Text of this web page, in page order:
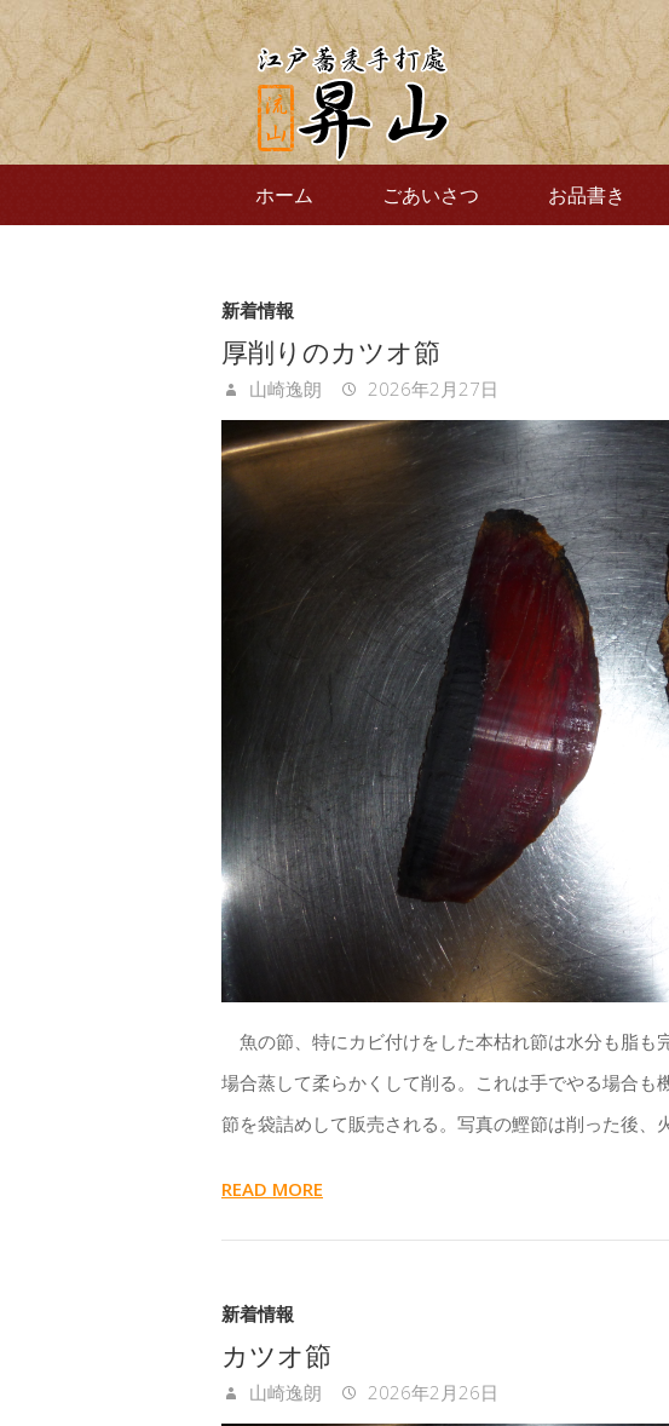
ホーム ごあいさつ お品書き
新着情報
厚削りのカツオ節
山崎逸朗 2026年2月27日
魚の節、特にカビ付けをした本枯れ節は水分も脂も
場合蒸して柔らかくして削る。これは手でやる場合も
節を袋詰めして販売される。写真の鰹節は削った後、
READ MORE
新着情報
カツオ節
山崎逸朗 2026年2月26日